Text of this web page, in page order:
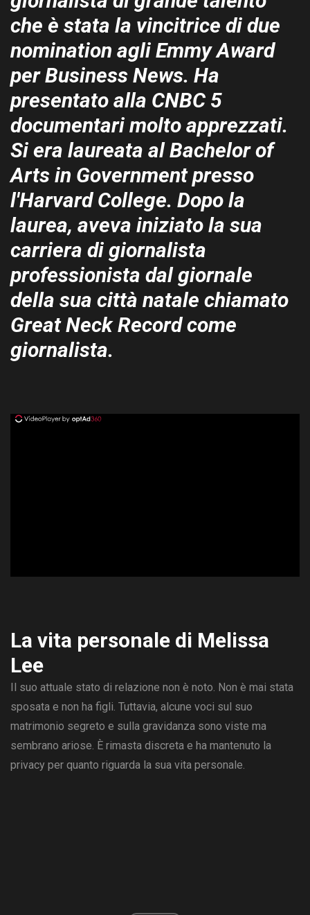
che è stata la vincitrice di due
nomination agli Emmy Award
per Business News. Ha
presentato alla CNBC 5
documentari molto apprezzati.
Si era laureata al Bachelor of
Arts in Government presso
l'Harvard College. Dopo la
laurea, aveva iniziato la sua
carriera di giornalista
professionista dal giornale
della sua città natale chiamato
Great Neck Record come
giornalista.
La vita personale di Melissa
Lee
Il suo attuale stato di relazione non è noto. Non è mai stata
sposata e non ha figli. Tuttavia, alcune voci sul suo
matrimonio segreto e sulla gravidanza sono viste ma
sembrano ariose. È rimasta discreta e ha mantenuto la
privacy per quanto riguarda la sua vita personale.